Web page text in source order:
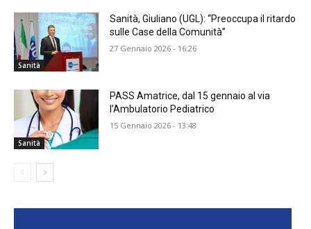
Sanità
Sanità, Giuliano (UGL): “Preoccupa il ritardo
sulle Case della Comunità”
27 Gennaio 2026 - 16:26
Sanità
PASS Amatrice, dal 15 gennaio al via
l’Ambulatorio Pediatrico
15 Gennaio 2026 - 13:48